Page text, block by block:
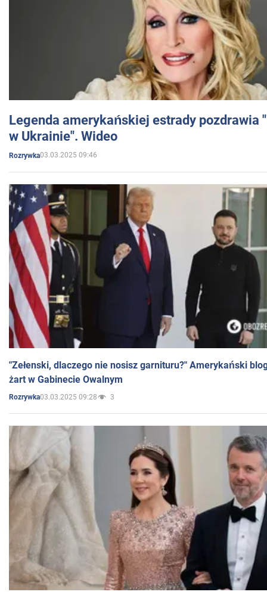
Legenda amerykańskiej estrady pozdrawia
w Ukrainie". Wideo
Rozrywka03.03.2025 09:46
"Zełenski, dlaczego nie nosisz garnituru?" Amerykański
żart w Gabinecie Owalnym
Rozrywka03.03.2025 09:28 3